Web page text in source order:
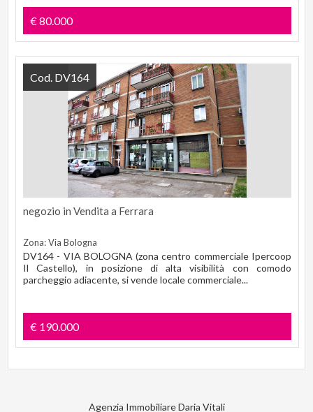
€ 80.000
negozio in Vendita a Ferrara
Zona: Via Bologna
DV164 - VIA BOLOGNA (zona centro commerciale Ipercoop
Il Castello), in posizione di alta visibilità con comodo
parcheggio adiacente, si vende locale commerciale...
€ 190.000
Cod. DV164
Agenzia Immobiliare Daria Vitali